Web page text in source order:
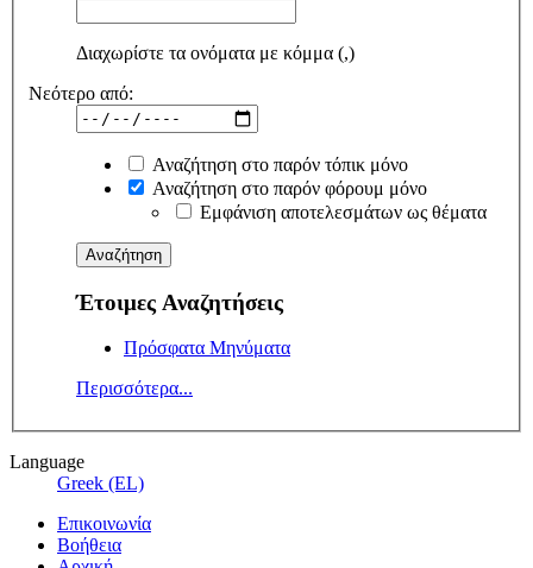
Διαχωρίστε τα ονόματα με κόμμα (,)
Νεότερο από:
Αναζήτηση στο παρόν τόπικ μόνο
Αναζήτηση στο παρόν φόρουμ μόνο
Εμφάνιση αποτελεσμάτων ως θέματα
Έτοιμες Αναζητήσεις
Πρόσφατα Μηνύματα
Περισσότερα...
Language
Greek (EL)
Επικοινωνία
Βοήθεια